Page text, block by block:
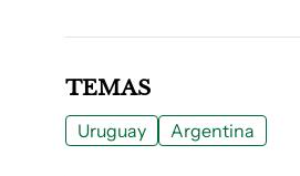
TEMAS
Uruguay Argentina